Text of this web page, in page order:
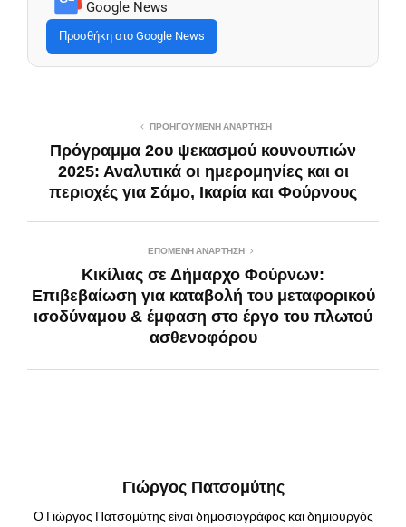
Google News
Προσθήκη στο Google News
ΠΡΟΗΓΟΎΜΕΝΗ ΑΝΆΡΤΗΣΗ
Πρόγραμμα 2ου ψεκασμού κουνουπιών
2025: Αναλυτικά οι ημερομηνίες και οι
περιοχές για Σάμο, Ικαρία και Φούρνους
ΕΠΌΜΕΝΗ ΑΝΆΡΤΗΣΗ
Κικίλιας σε Δήμαρχο Φούρνων:
Επιβεβαίωση για καταβολή του μεταφορικού
ισοδύναμου & έμφαση στο έργο του πλωτού
ασθενοφόρου
Γιώργος Πατσομύτης
Ο Γιώργος Πατσομύτης είναι δημοσιογράφος και δημιουργός